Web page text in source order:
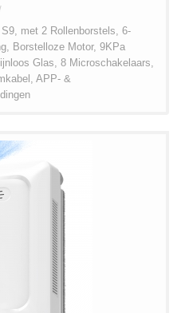
met 2 Rollenborstels, 6-
Borstelloze Motor, 9KPa
Glas, 8 Microschakelaars,
APP- &